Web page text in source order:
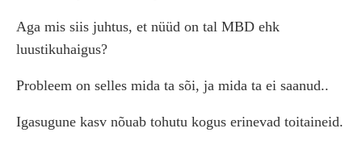
Aga mis siis juhtus, et nüüd on tal MBD ehk
luustikuhaigus?
Probleem on selles mida ta sõi, ja mida ta ei saanud..
Igasugune kasv nõuab tohutu kogus erinevad toitaineid.